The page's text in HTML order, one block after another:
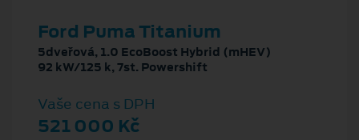
Ford Puma Titanium
5dveřová, 1.0 EcoBoost Hybrid (mHEV)
92 kW/125 k, 7st. Powershift
Vaše cena s DPH
521 000 Kč